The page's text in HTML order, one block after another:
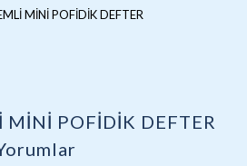
MİNİ POFİDİK DEFTER
MİNİ POFİDİK DEFTER